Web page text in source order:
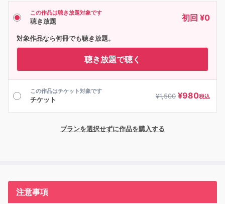
この作品は聴き放題対象です
聴き放題 初回 ¥0
対象作品なら何冊でも聴き放題。
聴き放題で聴く
この作品はチケット対象です
チケット ¥1,500 ¥980税込
プランを選択せずに作品を購入する
注意事項